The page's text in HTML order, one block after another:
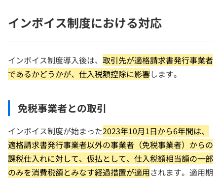
インボイス制度における対応
インボイス制度導入後は、 取引先が適格請求書発行事業者
であるかどうかが、仕入税額控除に影響します。
免税事業者との取引
インボイス制度が始まった2023年10月1日から6年間は、
適格請求書発行事業者以外の事業者（免税事業者）からの
課税仕入れに対して、仮払として、仕入税額相当額の一部
のみを消費税額とみなす経過措置が適用されます。適用期